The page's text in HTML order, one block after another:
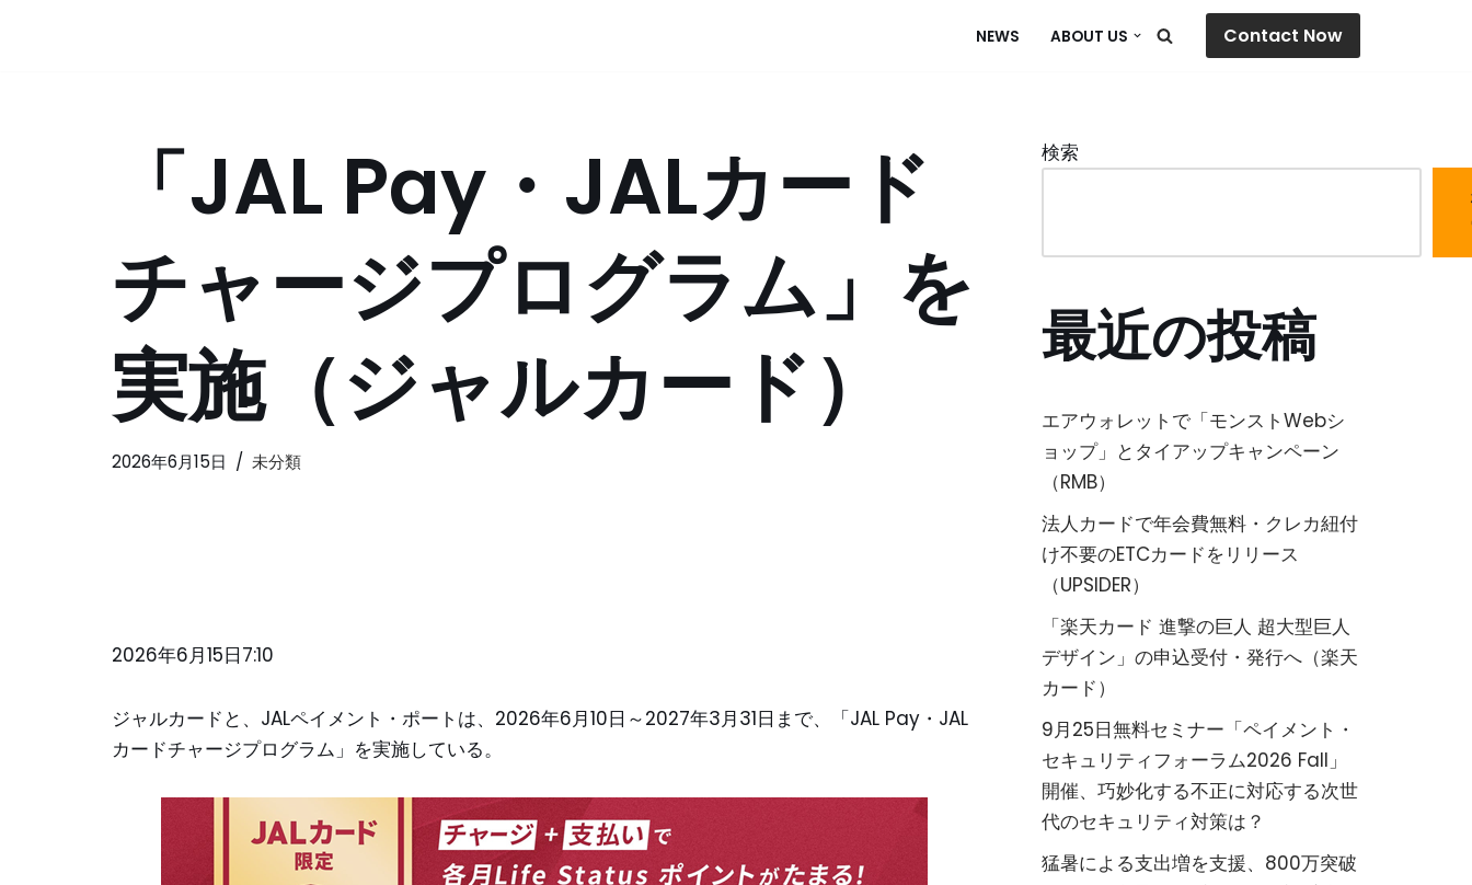
NEWS ABOUT US Contact Now
「JAL Pay・JALカード
チャージプログラム」を
実施（ジャルカード）
2026年6月15日 未分類
2026年6月15日7:10
ジャルカードと、JALペイメント・ポートは、2026年6月10日～2027年3月31日まで、「JAL Pay・JAL
カードチャージプログラム」を実施している。
検索
最近の投稿
エアウォレットで「モンストWebシ
ョップ」とタイアップキャンペーン
（RMB）
法人カードで年会費無料・クレカ紐付
け不要のETCカードをリリース
（UPSIDER）
「楽天カード 進撃の巨人 超大型巨人
デザイン」の申込受付・発行へ（楽天
カード）
9月25日無料セミナー「ペイメント・
セキュリティフォーラム2026 Fall」
開催、巧妙化する不正に対応する次世
代のセキュリティ対策は？
猛暑による支出増を支援、800万突破